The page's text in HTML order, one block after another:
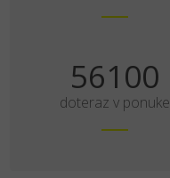
70125
doteraz v ponuke